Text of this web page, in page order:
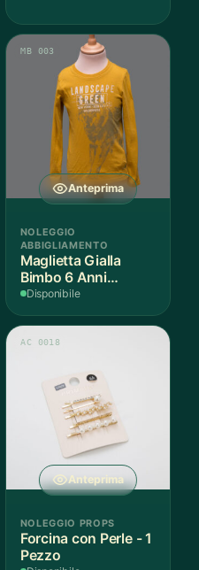
Anteprima
MB 003
NOLEGGIO
ABBIGLIAMENTO
Maglietta Gialla
Bimbo 6 Anni
Cotone - 1 Pezzo
Disponibile
Anteprima
AC 0018
NOLEGGIO PROPS
Forcina con Perle - 1
Pezzo